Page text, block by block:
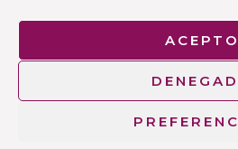
ACEPTO